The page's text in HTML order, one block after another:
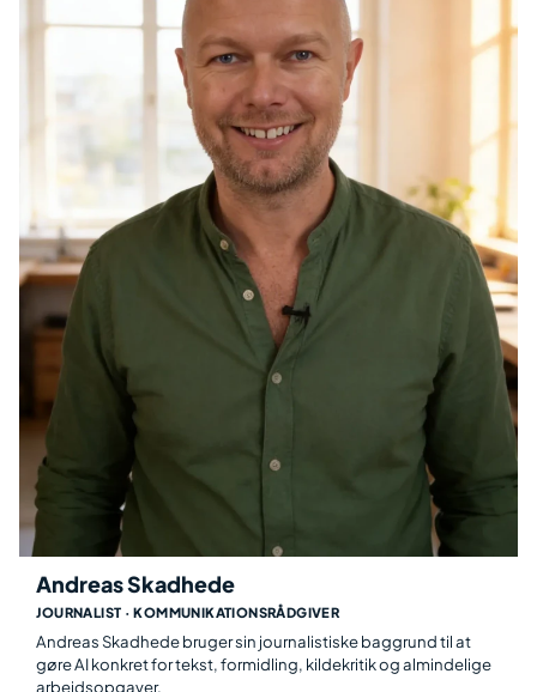
Andreas Skadhede
JOURNALIST · KOMMUNIKATIONSRÅDGIVER
Andreas Skadhede bruger sin journalistiske baggrund til at
gøre AI konkret for tekst, formidling, kildekritik og almindelige
arbejdsopgaver.